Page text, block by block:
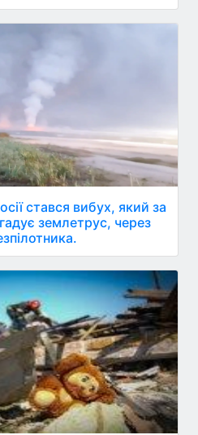
стався вибух, який за
землетрус, через